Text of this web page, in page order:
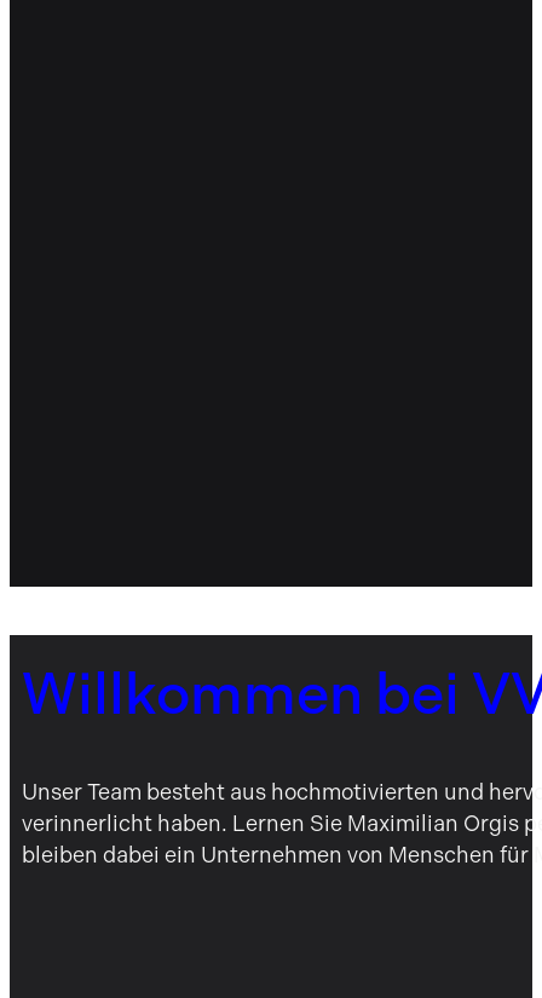
Willkommen bei
Unser Team besteht aus hochmotivierten und
verinnerlicht haben. Lernen Sie Maximilian Orgis
bleiben dabei ein Unternehmen von Menschen für